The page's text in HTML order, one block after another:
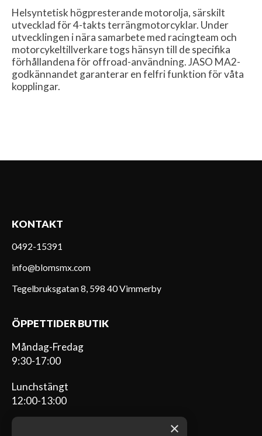
Helsyntetisk högpresterande motorolja, särskilt
utvecklad för 4-takts terrängmotorcyklar. Under
utvecklingen i nära samarbete med racingteam och
motorcykeltillverkare togs hänsyn till de specifika
förhållandena för offroad-användning. JASO MA2-
godkännandet garanterar en felfri funktion för våta
kopplingar.
KONTAKT
0492-15391
info@blomsmx.com
Tegelbruksgatan 8, 598 40 Vimmerby
ÖPPETTIDER BUTIK
Måndag-Fredag
9:30-17:00
Lunchstängt
12:00-13:00
×